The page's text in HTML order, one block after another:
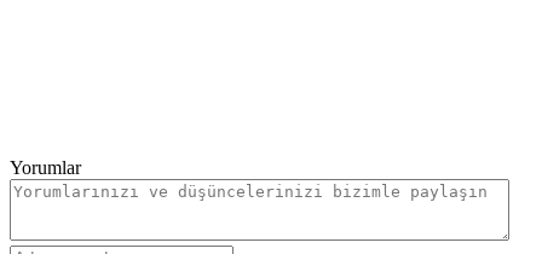
Yorumlar